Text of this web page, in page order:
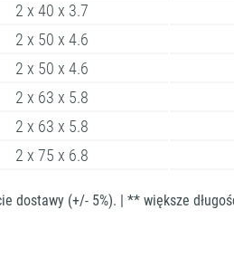
2 x 40 x 3.7
2 x 50 x 4.6
2 x 50 x 4.6
2 x 63 x 5.8
2 x 63 x 5.8
2 x 75 x 6.8
dostawy (+/- 5%). | ** większe